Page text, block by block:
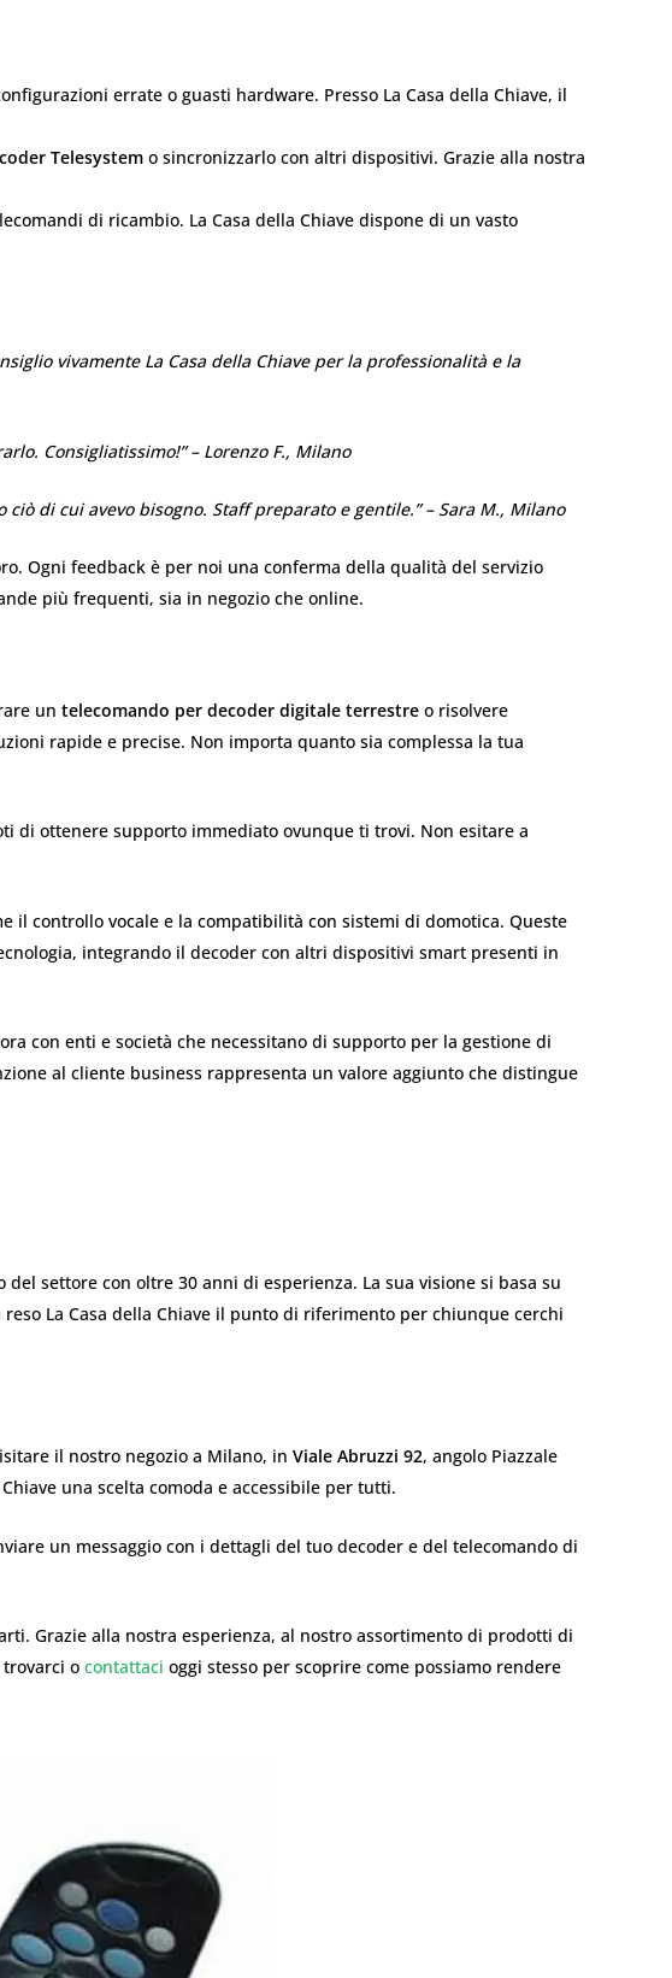
errate o guasti hardware. Presso La Casa della Chiave, il
Telesystem o sincronizzarlo con altri dispositivi. Grazie alla nostra
di ricambio. La Casa della Chiave dispone di un vasto
vivamente La Casa della Chiave per la professionalità e la
Consigliatissimo!” – Lorenzo F., Milano
di cui avevo bisogno. Staff preparato e gentile.” – Sara M., Milano
Ogni feedback è per noi una conferma della qualità del servizio
più frequenti, sia in negozio che online.
un telecomando per decoder digitale terrestre o risolvere
rapide e precise. Non importa quanto sia complessa la tua
di ottenere supporto immediato ovunque ti trovi. Non esitare a
il controllo vocale e la compatibilità con sistemi di domotica. Queste
integrando il decoder con altri dispositivi smart presenti in
con enti e società che necessitano di supporto per la gestione di
al cliente business rappresenta un valore aggiunto che distingue
del settore con oltre 30 anni di esperienza. La sua visione si basa su
La Casa della Chiave il punto di riferimento per chiunque cerchi
il nostro negozio a Milano, in Viale Abruzzi 92, angolo Piazzale
una scelta comoda e accessibile per tutti.
un messaggio con i dettagli del tuo decoder e del telecomando di
Grazie alla nostra esperienza, al nostro assortimento di prodotti di
o contattaci oggi stesso per scoprire come possiamo rendere